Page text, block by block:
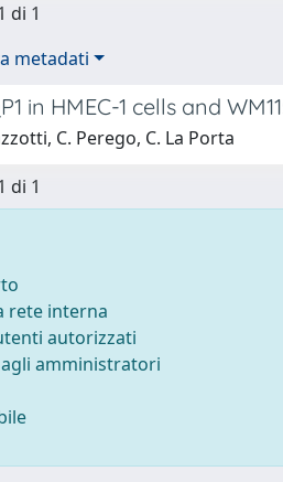
di 1
metadati
in HMEC-1 cells and
C. Perego, C. La Porta
di 1
rete interna
autorizzati
amministratori